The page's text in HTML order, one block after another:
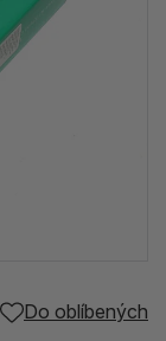
Do oblíbených